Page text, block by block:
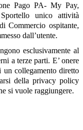
Pago PA- My Pay,
unico attività
Commercio ospitante,
dall’utente.
esclusivamente al
a terze parti. E’ onere
un collegamento diretto
della privacy policy
si vuole raggiungere.